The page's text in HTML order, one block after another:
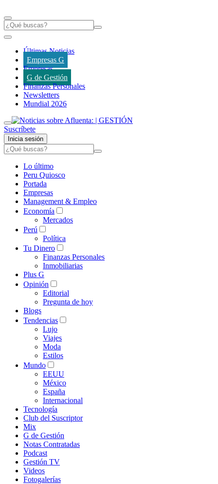
Últimas Noticias
Empresas G
Empresas
G de Gestión
Finanzas Personales
Newsletters
Mundial 2026
Suscríbete
Inicia sesión
Lo último
Peru Quiosco
Portada
Empresas
Management & Empleo
Economía
Mercados
Perú
Política
Tu Dinero
Finanzas Personales
Inmobiliarias
Plus G
Opinión
Editorial
Pregunta de hoy
Blogs
Tendencias
Lujo
Viajes
Moda
Estilos
Mundo
EEUU
México
España
Internacional
Tecnología
Club del Suscriptor
Mix
G de Gestión
Notas Contratadas
Podcast
Gestión TV
Videos
Fotogalerías